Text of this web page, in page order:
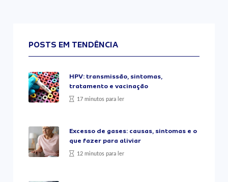
POSTS EM TENDÊNCIA
HPV: transmissão, sintomas,
tratamento e vacinação
17 minutos para ler
Excesso de gases: causas, sintomas e o
que fazer para aliviar
12 minutos para ler